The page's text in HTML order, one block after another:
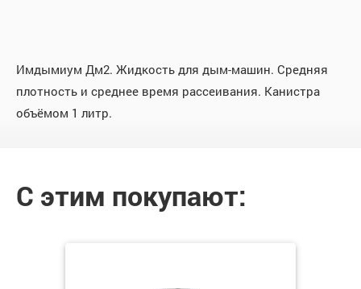
Имдымиум Дм2. Жидкость для дым-машин. Средняя
плотность и среднее время рассеивания. Канистра
объёмом 1 литр.
С этим покупают: